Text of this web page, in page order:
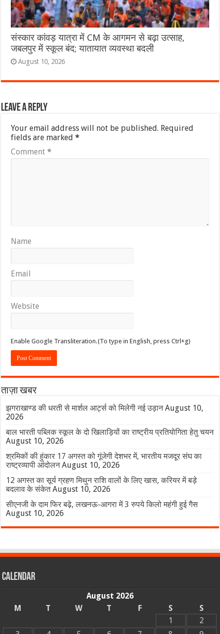
संस्कार कांवड़ यात्रा में CM के आगमन से बढ़ा उत्साह,
जबलपुर में स्कूल बंद; यातायात व्यवस्था बदली
August 10, 2026
Leave a Reply
Your email address will not be published. Required
fields are marked*
Comment*
Name
Email
Website
Enable Google Transliteration.(To type in English, press Ctrl+g)
ताज़ा खबर
झगराखाण्ड की धरती से मार्शल आर्ट्स को मिलेगी नई उड़ान August 10,
2026
बाल भारती पब्लिक स्कूल के दो खिलाड़ियों का राष्ट्रीय प्रतियोगिता हेतु चयन
August 10, 2026
श्रमिकों की हुंकार 17 अगस्त को गूंजेगी देशभर में, भारतीय मजदूर संघ का
राष्ट्रव्यापी आंदोलन August 10, 2026
12 अगस्त का सूर्य ग्रहण मिथुन राशि वालों के लिए खास, करियर में बड़े
बदलाव के संकेत August 10, 2026
सीएनजी के दाम फिर बढ़े, लखनऊ-आगरा में 3 रुपये किलो महंगी हुई गैस
August 10, 2026
Calendar
August 2026
M
T W T F S
S
1
2